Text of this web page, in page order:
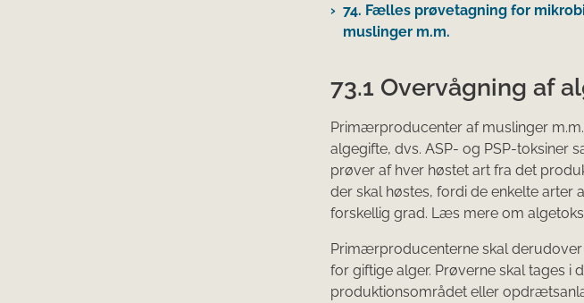
74. Fælles prøvetagning for
muslinger m.m.
73.1 Overvågning af
Primærproducenter af muslinger
algegifte, dvs. ASP- og PSP-toksiner
prøver af hver høstet art fra det
der skal høstes, fordi de enkelte arter
forskellig grad. Læs mere om
Primærproducenterne skal
for giftige alger. Prøverne skal tages i
produktionsområdet eller